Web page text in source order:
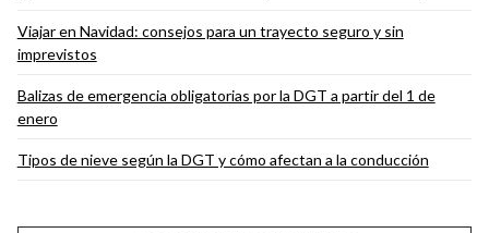
Viajar en Navidad: consejos para un trayecto seguro y sin
imprevistos
Balizas de emergencia obligatorias por la DGT a partir del 1 de
enero
Tipos de nieve según la DGT y cómo afectan a la conducción